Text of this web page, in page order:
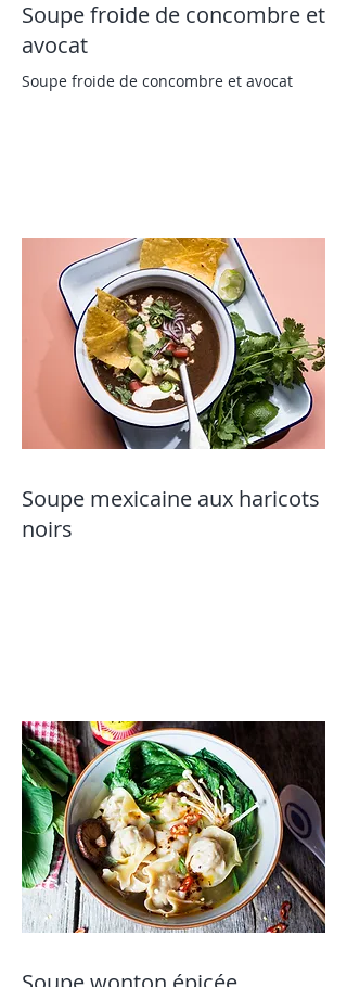
Soupe froide de concombre et
avocat
Soupe froide de concombre et avocat
Soupe mexicaine aux haricots
noirs